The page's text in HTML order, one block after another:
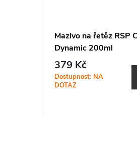
Mazivo na řetěz RSP
Dynamic 200ml
379 Kč
Dostupnost: NA
DOTAZ